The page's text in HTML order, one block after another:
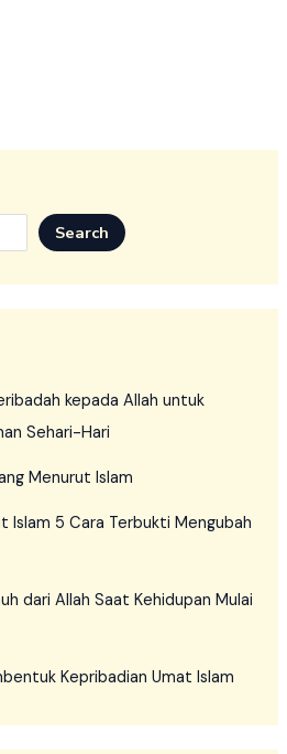
Search
kepada Allah untuk
Sehari-Hari
Menurut Islam
Islam 5 Cara Terbukti Mengubah
dari Allah Saat Kehidupan Mulai
Kepribadian Umat Islam